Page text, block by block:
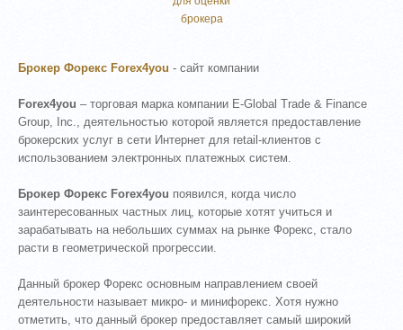
брокера
Брокер Форекс Forex4you - сайт компании
Forex4you – торговая марка компании E-Global Trade & Finance
Group, Inc., деятельностью которой является предоставление
брокерских услуг в сети Интернет для retail-клиентов с
использованием электронных платежных систем.
Брокер Форекс Forex4you появился, когда число
заинтересованных частных лиц, которые хотят учиться и
зарабатывать на небольших суммах на рынке Форекс, стало
расти в геометрической прогрессии.
Данный брокер Форекс основным направлением своей
деятельности называет микро- и минифорекс. Хотя нужно
отметить, что данный брокер предоставляет самый широкий